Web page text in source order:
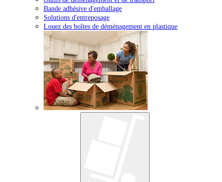
Bande adhésive d'emballage
Solutions d'entreposage
Louez des boîtes de déménagement en plastique